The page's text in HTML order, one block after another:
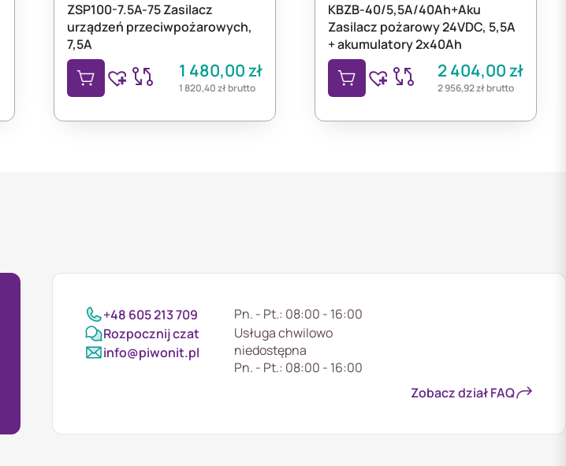
ZSP100-7.5A-75 Zasilacz
urządzeń przeciwpożarowych,
7,5A
1 480,00zł
1 820,40złbrutto
KBZB-40/5,5A/40Ah+Aku
Zasilacz pożarowy 24VDC, 5,5A
+ akumulatory 2x40Ah
2 404,00zł
2 956,92złbrutto
+48 605 213 709
Rozpocznij czat
info@piwonit.pl
Pn. - Pt.: 08:00 - 16:00
Usługa chwilowo
niedostępna
Pn. - Pt.: 08:00 - 16:00
Zobacz dział FAQ